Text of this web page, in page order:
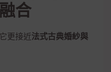
合
更接近法式古典婚紗與